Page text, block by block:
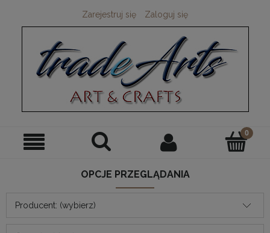
Zarejestruj się Zaloguj się
OPCJE PRZEGLĄDANIA
Producent: (wybierz)